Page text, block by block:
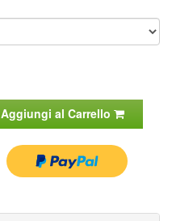
Aggiungi al Carrello